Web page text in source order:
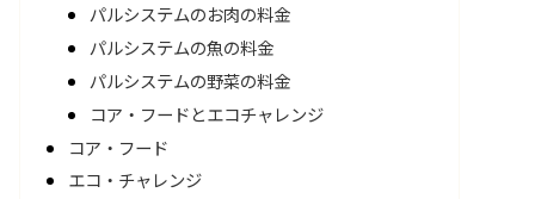
パルシステムのお肉の料金
パルシステムの魚の料金
パルシステムの野菜の料金
コア・フードとエコチャレンジ
コア・フード
エコ・チャレンジ